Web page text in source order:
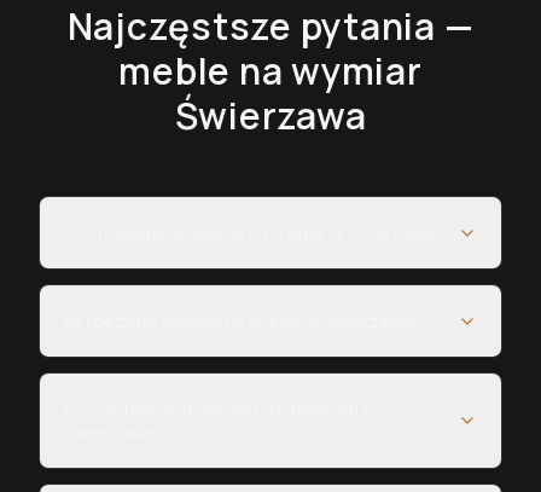
Najczęstsze pytania —
meble na wymiar
Świerzawa